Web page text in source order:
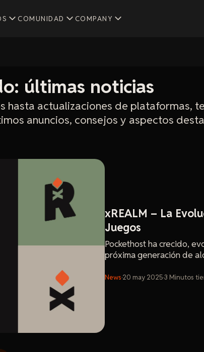
COMUNIDAD COMPANY
últimas noticias
hasta actualizaciones de plataformas,
anuncios, consejos y aspectos
xREALM – La
Juegos
Pockethost ha crecido,
próxima generación de
News·20 may 2025·3 Minutos